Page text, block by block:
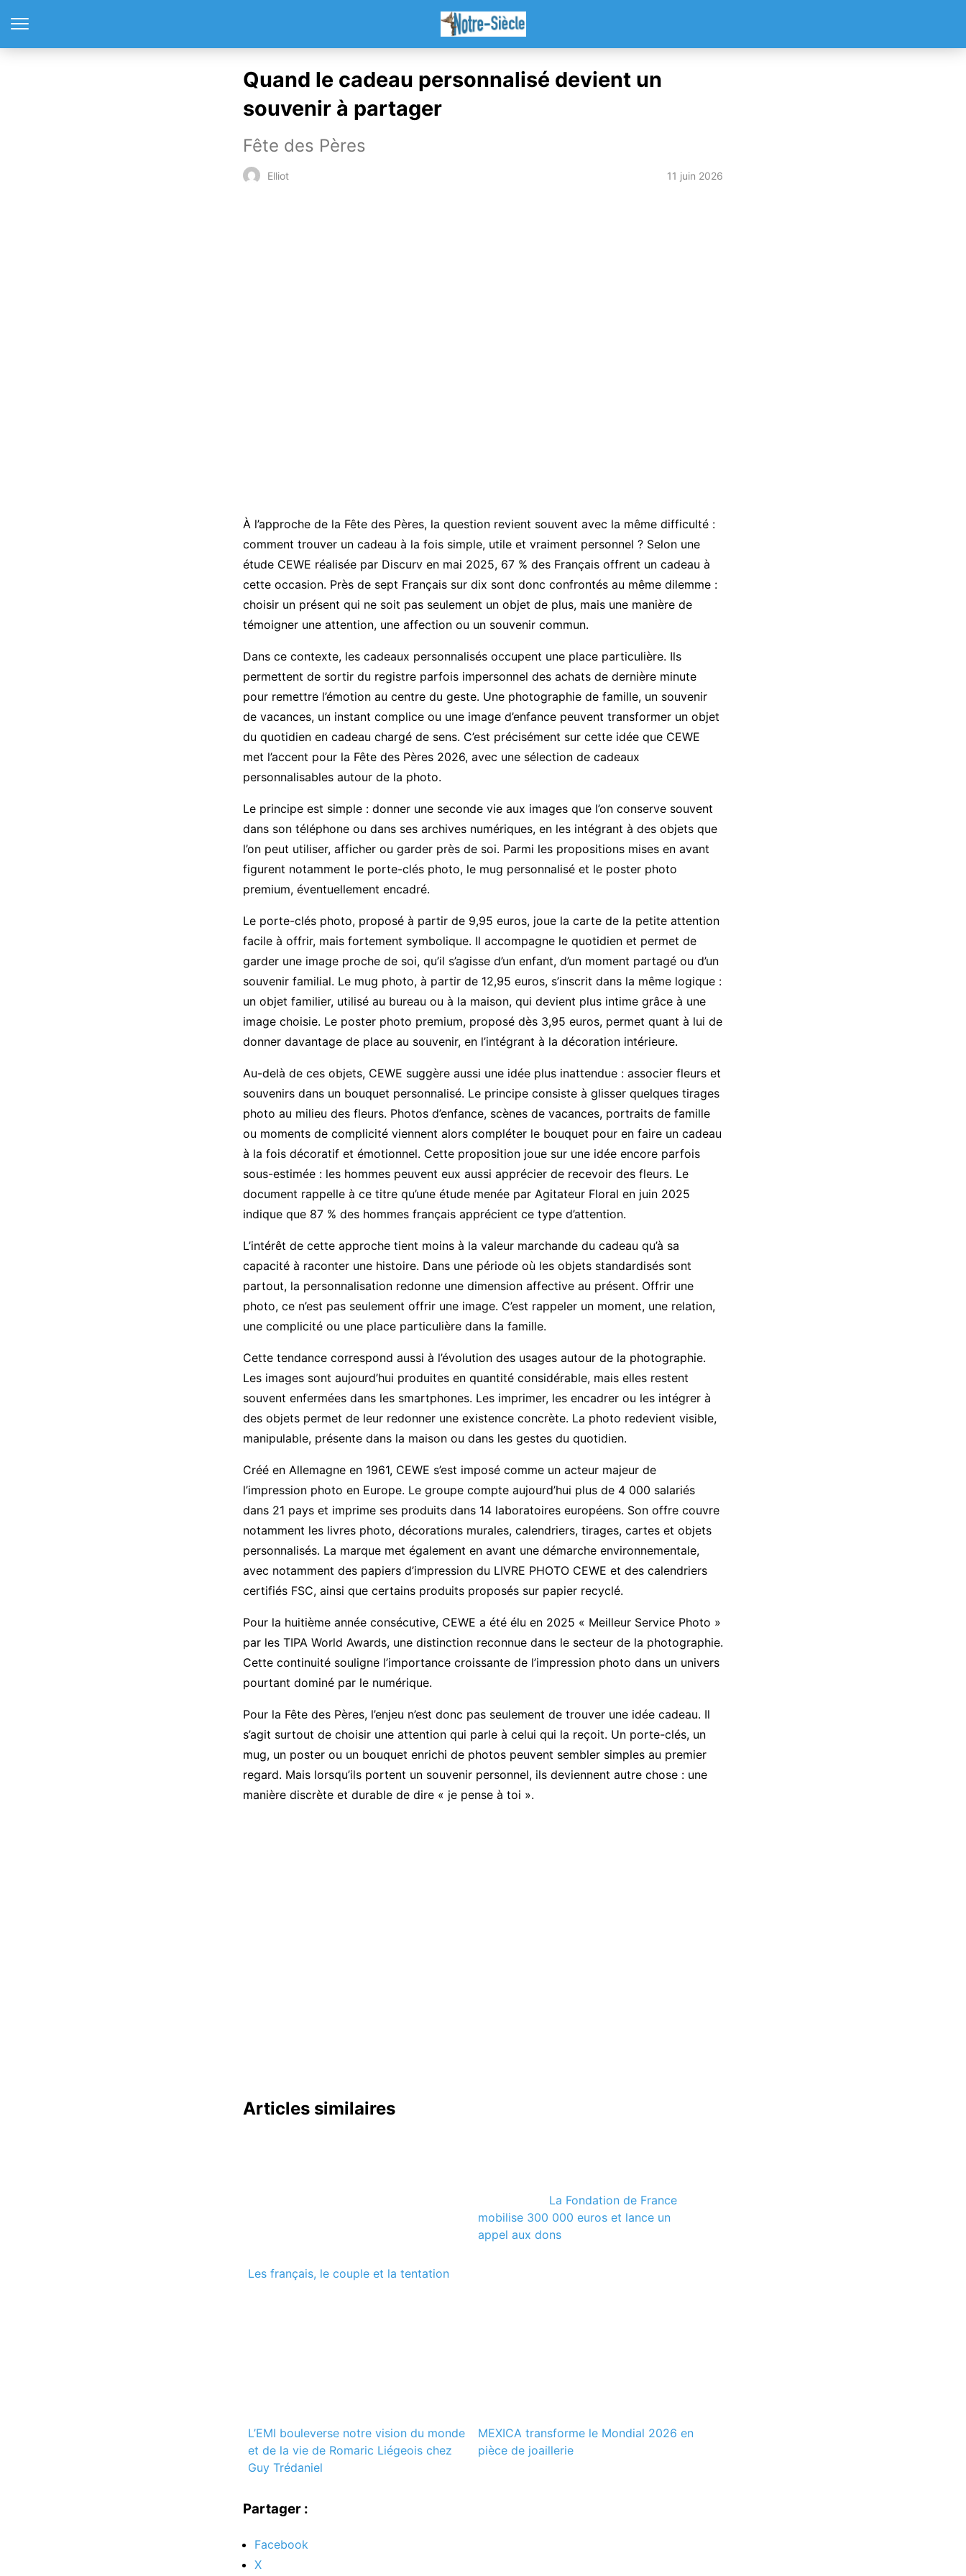
Quand le cadeau personnalisé devient un
souvenir à partager
Fête des Pères
Elliot 11 juin 2026
À l’approche de la Fête des Pères, la question revient souvent avec la même difficulté :
comment trouver un cadeau à la fois simple, utile et vraiment personnel ? Selon une
étude CEWE réalisée par Discurv en mai 2025, 67 % des Français offrent un cadeau à
cette occasion. Près de sept Français sur dix sont donc confrontés au même dilemme :
choisir un présent qui ne soit pas seulement un objet de plus, mais une manière de
témoigner une attention, une affection ou un souvenir commun.
Dans ce contexte, les cadeaux personnalisés occupent une place particulière. Ils
permettent de sortir du registre parfois impersonnel des achats de dernière minute
pour remettre l’émotion au centre du geste. Une photographie de famille, un souvenir
de vacances, un instant complice ou une image d’enfance peuvent transformer un objet
du quotidien en cadeau chargé de sens. C’est précisément sur cette idée que CEWE
met l’accent pour la Fête des Pères 2026, avec une sélection de cadeaux
personnalisables autour de la photo.
Le principe est simple : donner une seconde vie aux images que l’on conserve souvent
dans son téléphone ou dans ses archives numériques, en les intégrant à des objets que
l’on peut utiliser, afficher ou garder près de soi. Parmi les propositions mises en avant
figurent notamment le porte-clés photo, le mug personnalisé et le poster photo
premium, éventuellement encadré.
Le porte-clés photo, proposé à partir de 9,95 euros, joue la carte de la petite attention
facile à offrir, mais fortement symbolique. Il accompagne le quotidien et permet de
garder une image proche de soi, qu’il s’agisse d’un enfant, d’un moment partagé ou d’un
souvenir familial. Le mug photo, à partir de 12,95 euros, s’inscrit dans la même logique :
un objet familier, utilisé au bureau ou à la maison, qui devient plus intime grâce à une
image choisie. Le poster photo premium, proposé dès 3,95 euros, permet quant à lui de
donner davantage de place au souvenir, en l’intégrant à la décoration intérieure.
Au-delà de ces objets, CEWE suggère aussi une idée plus inattendue : associer fleurs et
souvenirs dans un bouquet personnalisé. Le principe consiste à glisser quelques tirages
photo au milieu des fleurs. Photos d’enfance, scènes de vacances, portraits de famille
ou moments de complicité viennent alors compléter le bouquet pour en faire un cadeau
à la fois décoratif et émotionnel. Cette proposition joue sur une idée encore parfois
sous-estimée : les hommes peuvent eux aussi apprécier de recevoir des fleurs. Le
document rappelle à ce titre qu’une étude menée par Agitateur Floral en juin 2025
indique que 87 % des hommes français apprécient ce type d’attention.
L’intérêt de cette approche tient moins à la valeur marchande du cadeau qu’à sa
capacité à raconter une histoire. Dans une période où les objets standardisés sont
partout, la personnalisation redonne une dimension affective au présent. Offrir une
photo, ce n’est pas seulement offrir une image. C’est rappeler un moment, une relation,
une complicité ou une place particulière dans la famille.
Cette tendance correspond aussi à l’évolution des usages autour de la photographie.
Les images sont aujourd’hui produites en quantité considérable, mais elles restent
souvent enfermées dans les smartphones. Les imprimer, les encadrer ou les intégrer à
des objets permet de leur redonner une existence concrète. La photo redevient visible,
manipulable, présente dans la maison ou dans les gestes du quotidien.
Créé en Allemagne en 1961, CEWE s’est imposé comme un acteur majeur de
l’impression photo en Europe. Le groupe compte aujourd’hui plus de 4 000 salariés
dans 21 pays et imprime ses produits dans 14 laboratoires européens. Son offre couvre
notamment les livres photo, décorations murales, calendriers, tirages, cartes et objets
personnalisés. La marque met également en avant une démarche environnementale,
avec notamment des papiers d’impression du LIVRE PHOTO CEWE et des calendriers
certifiés FSC, ainsi que certains produits proposés sur papier recyclé.
Pour la huitième année consécutive, CEWE a été élu en 2025 « Meilleur Service Photo »
par les TIPA World Awards, une distinction reconnue dans le secteur de la photographie.
Cette continuité souligne l’importance croissante de l’impression photo dans un univers
pourtant dominé par le numérique.
Pour la Fête des Pères, l’enjeu n’est donc pas seulement de trouver une idée cadeau. Il
s’agit surtout de choisir une attention qui parle à celui qui la reçoit. Un porte-clés, un
mug, un poster ou un bouquet enrichi de photos peuvent sembler simples au premier
regard. Mais lorsqu’ils portent un souvenir personnel, ils deviennent autre chose : une
manière discrète et durable de dire « je pense à toi ».
Articles similaires
Les français, le couple et la tentation
La Fondation de France
mobilise 300 000 euros et lance un
appel aux dons
L’EMI bouleverse notre vision du monde
et de la vie de Romaric Liégeois chez
Guy Trédaniel
MEXICA transforme le Mondial 2026 en
pièce de joaillerie
Partager :
Facebook
X